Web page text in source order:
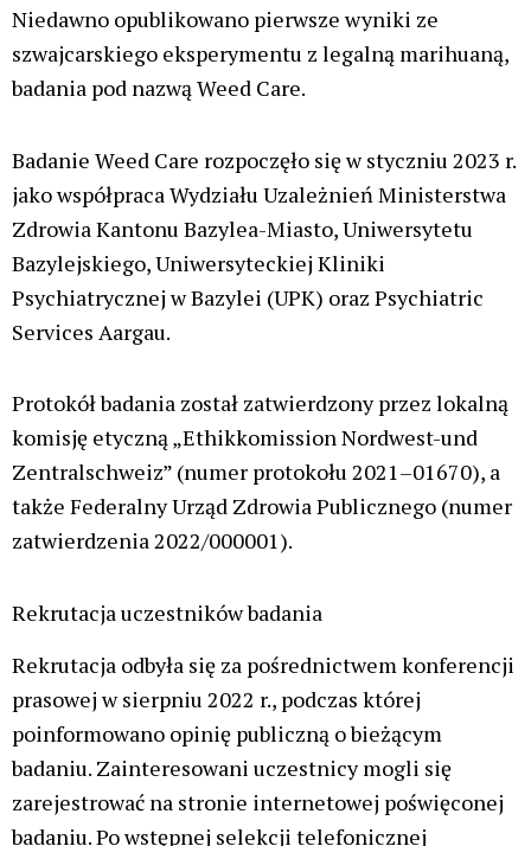
Niedawno opublikowano pierwsze wyniki ze
szwajcarskiego eksperymentu z legalną marihuaną,
badania pod nazwą Weed Care.
Badanie Weed Care rozpoczęło się w styczniu 2023 r.
jako współpraca Wydziału Uzależnień Ministerstwa
Zdrowia Kantonu Bazylea-Miasto, Uniwersytetu
Bazylejskiego, Uniwersyteckiej Kliniki
Psychiatrycznej w Bazylei (UPK) oraz Psychiatric
Services Aargau.
Protokół badania został zatwierdzony przez lokalną
komisję etyczną „Ethikkomission Nordwest-und
Zentralschweiz” (numer protokołu 2021–01670), a
także Federalny Urząd Zdrowia Publicznego (numer
zatwierdzenia 2022/000001).
Rekrutacja uczestników badania
Rekrutacja odbyła się za pośrednictwem konferencji
prasowej w sierpniu 2022 r., podczas której
poinformowano opinię publiczną o bieżącym
badaniu. Zainteresowani uczestnicy mogli się
zarejestrować na stronie internetowej poświęconej
badaniu. Po wstępnej selekcji telefonicznej